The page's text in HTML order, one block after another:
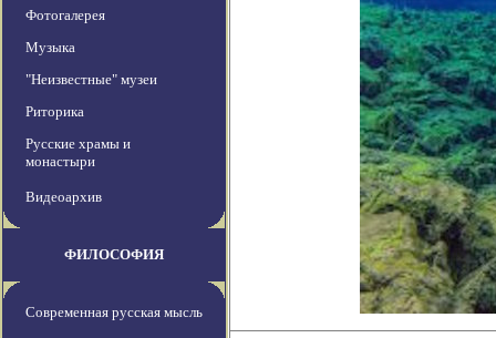
Фотогалерея
Музыка
"Неизвестные" музеи
Риторика
Русские храмы и
монастыри
Видеоархив
ФИЛОСОФИЯ
Современная русская мысль